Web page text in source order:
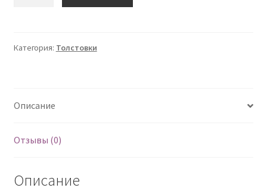
45 ₽.
Категория: Толстовки
Описание
Отзывы (0)
Описание